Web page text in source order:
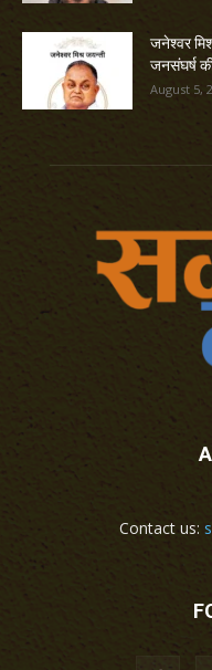
जनेश्वर
जनसंघर्ष
August 5,
Contact us: